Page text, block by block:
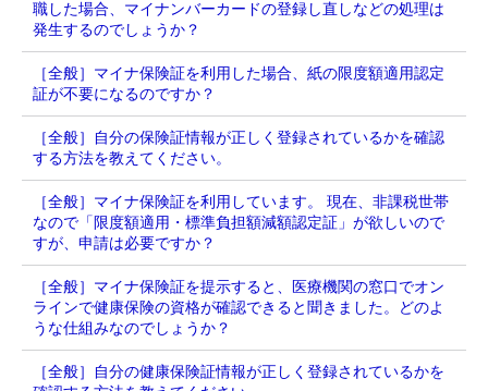
職した場合、マイナンバーカードの登録し直しなどの処理は
発生するのでしょうか？
［全般］マイナ保険証を利用した場合、紙の限度額適用認定
証が不要になるのですか？
［全般］自分の保険証情報が正しく登録されているかを確認
する方法を教えてください。
［全般］マイナ保険証を利用しています。 現在、非課税世帯
なので「限度額適用・標準負担額減額認定証」が欲しいので
すが、申請は必要ですか？
［全般］マイナ保険証を提示すると、医療機関の窓口でオン
ラインで健康保険の資格が確認できると聞きました。どのよ
うな仕組みなのでしょうか？
［全般］自分の健康保険証情報が正しく登録されているかを